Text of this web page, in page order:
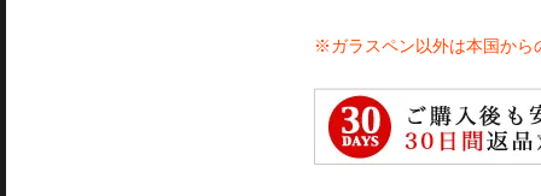
※ガラスペン以外は本国から